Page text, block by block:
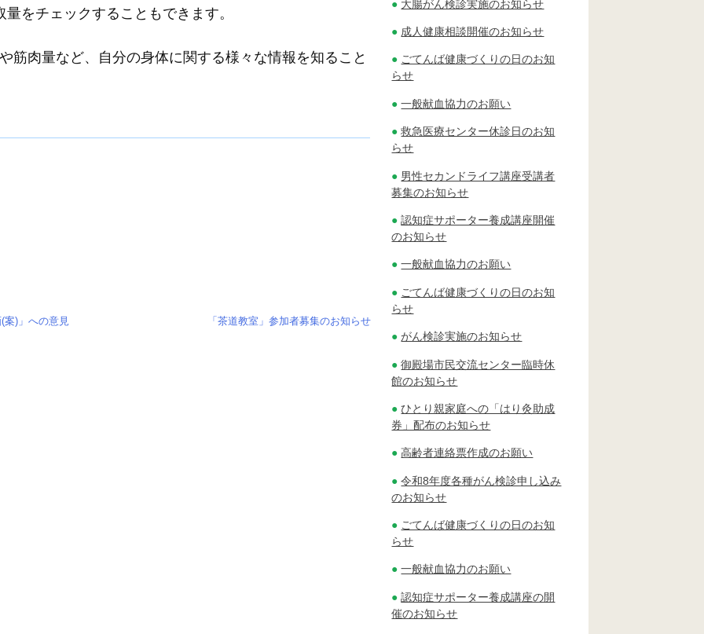
をチェックすることもできます。
筋肉量など、自分の身体に関する様々な情報を知ること
案)」への意見
「茶道教室」参加者募集のお知らせ
大腸がん検診実施のお知らせ
成人健康相談開催のお知らせ
ごてんば健康づくりの日のお知
らせ
一般献血協力のお願い
救急医療センター休診日のお知
らせ
男性セカンドライフ講座受講者
募集のお知らせ
認知症サポーター養成講座開催
のお知らせ
一般献血協力のお願い
ごてんば健康づくりの日のお知
らせ
がん検診実施のお知らせ
御殿場市民交流センター臨時休
館のお知らせ
ひとり親家庭への「はり灸助成
券」配布のお知らせ
高齢者連絡票作成のお願い
令和8年度各種がん検診申し込み
のお知らせ
ごてんば健康づくりの日のお知
らせ
一般献血協力のお願い
認知症サポーター養成講座の開
催のお知らせ